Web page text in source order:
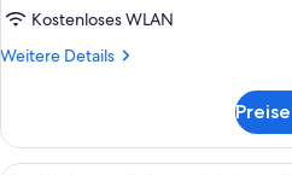
Kostenloses WLAN
Weitere Details
Weitere
Doppelzimmer,
Meerblick